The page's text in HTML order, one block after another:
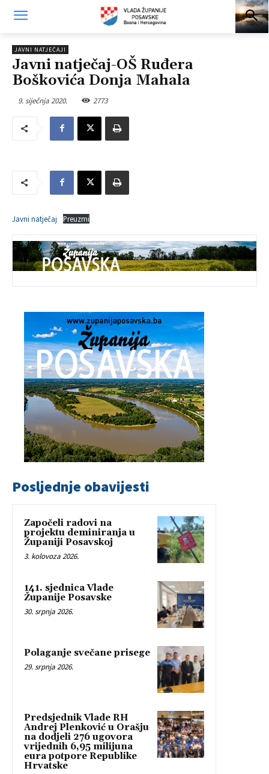
JAVNI NATJEČAJI
Javni natječaj-OŠ Ruđera
Boškovića Donja Mahala
9. siječnja 2020. 2773
Javni natječaj Preuzmi
Posljednje obavijesti
Započeli radovi na
projektu deminiranja u
Županiji Posavskoj
3. kolovoza 2026.
141. sjednica Vlade
Županije Posavske
30. srpnja 2026.
Polaganje svečane prisege
29. srpnja 2026.
Predsjednik Vlade RH
Andrej Plenković u Orašju
na dodjeli 276 ugovora
vrijednih 6,95 milijuna
eura potpore Republike
Hrvatske